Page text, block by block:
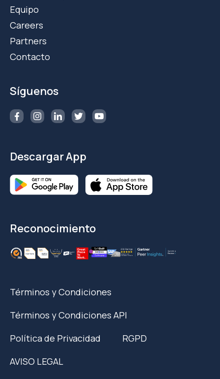
Equipo
Careers
Partners
Contacto
Síguenos
Descargar App
Reconocimiento
Términos y Condiciones
Términos y Condiciones API
Política de Privacidad
RGPD
AVISO LEGAL